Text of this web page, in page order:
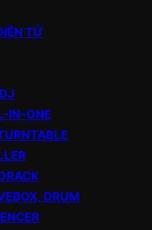
TỬ
IN-ONE
DRUM